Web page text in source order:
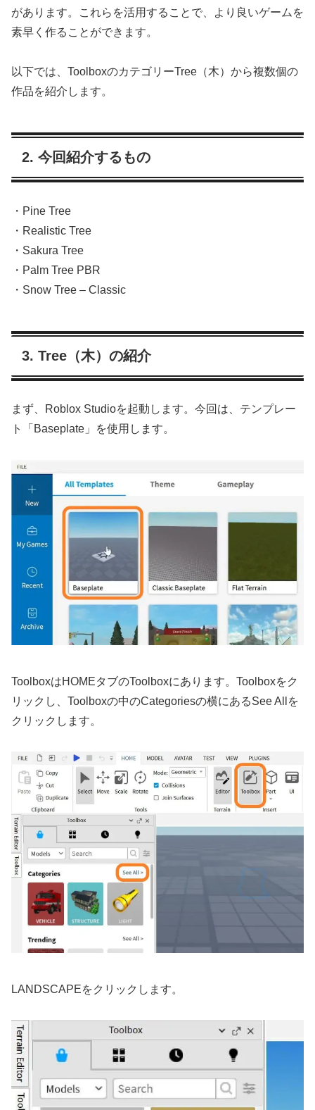
があります。これらを活用することで、より良いゲームを
素早く作ることができます。
以下では、ToolboxのカテゴリーTree（木）から複数個の
作品を紹介します。
2. 今回紹介するもの
・Pine Tree
・Realistic Tree
・Sakura Tree
・Palm Tree PBR
・Snow Tree – Classic
3. Tree（木）の紹介
まず、Roblox Studioを起動します。今回は、テンプレー
ト「Baseplate」を使用します。
ToolboxはHOMEタブのToolboxにあります。Toolboxをク
リックし、Toolboxの中のCategoriesの横にあるSee Allを
クリックします。
LANDSCAPEをクリックします。